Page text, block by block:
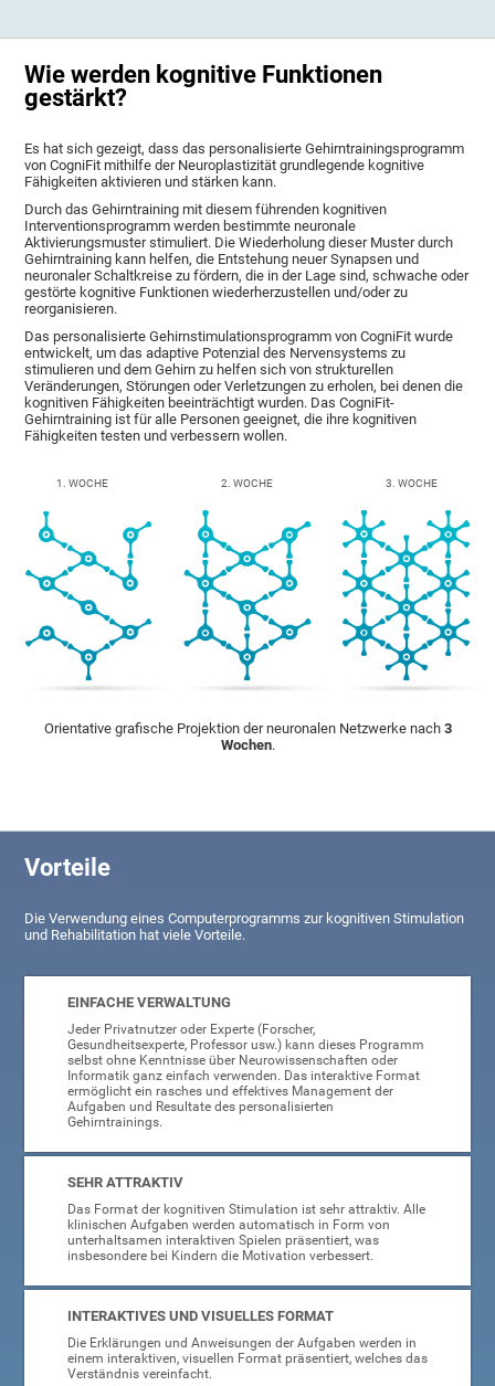
Wie werden kognitive Funktionen
gestärkt?
Es hat sich gezeigt, dass das personalisierte Gehirntrainingsprogramm
von CogniFit mithilfe der Neuroplastizität grundlegende kognitive
Fähigkeiten aktivieren und stärken kann.
Durch das Gehirntraining mit diesem führenden kognitiven
Interventionsprogramm werden bestimmte neuronale
Aktivierungsmuster stimuliert. Die Wiederholung dieser Muster durch
Gehirntraining kann helfen, die Entstehung neuer Synapsen und
neuronaler Schaltkreise zu fördern, die in der Lage sind, schwache oder
gestörte kognitive Funktionen wiederherzustellen und/oder zu
reorganisieren.
Das personalisierte Gehirnstimulationsprogramm von CogniFit wurde
entwickelt, um das adaptive Potenzial des Nervensystems zu
stimulieren und dem Gehirn zu helfen sich von strukturellen
Veränderungen, Störungen oder Verletzungen zu erholen, bei denen die
kognitiven Fähigkeiten beeinträchtigt wurden. Das CogniFit-
Gehirntraining ist für alle Personen geeignet, die ihre kognitiven
Fähigkeiten testen und verbessern wollen.
1. WOCHE 2. WOCHE 3. WOCHE
Orientative grafische Projektion der neuronalen Netzwerke nach 3
Wochen.
Vorteile
Die Verwendung eines Computerprogramms zur kognitiven Stimulation
und Rehabilitation hat viele Vorteile.
EINFACHE VERWALTUNG
Jeder Privatnutzer oder Experte (Forscher,
Gesundheitsexperte, Professor usw.) kann dieses Programm
selbst ohne Kenntnisse über Neurowissenschaften oder
Informatik ganz einfach verwenden. Das interaktive Format
ermöglicht ein rasches und effektives Management der
Aufgaben und Resultate des personalisierten
Gehirntrainings.
SEHR ATTRAKTIV
Das Format der kognitiven Stimulation ist sehr attraktiv. Alle
klinischen Aufgaben werden automatisch in Form von
unterhaltsamen interaktiven Spielen präsentiert, was
insbesondere bei Kindern die Motivation verbessert.
INTERAKTIVES UND VISUELLES FORMAT
Die Erklärungen und Anweisungen der Aufgaben werden in
einem interaktiven, visuellen Format präsentiert, welches das
Verständnis vereinfacht.